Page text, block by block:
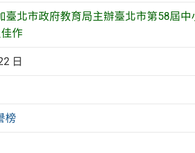
臺北市政府教育局主辦臺北市第58屆
作
日
榜